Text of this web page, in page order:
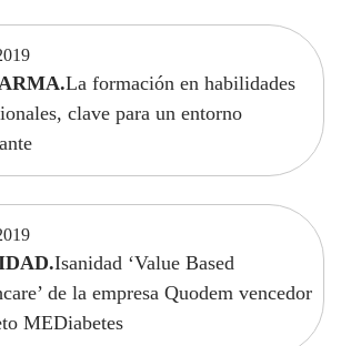
La formación en habilidades
clave para un entorno
Isanidad ‘Value Based
de la empresa Quodem vencedor
MEDiabetes